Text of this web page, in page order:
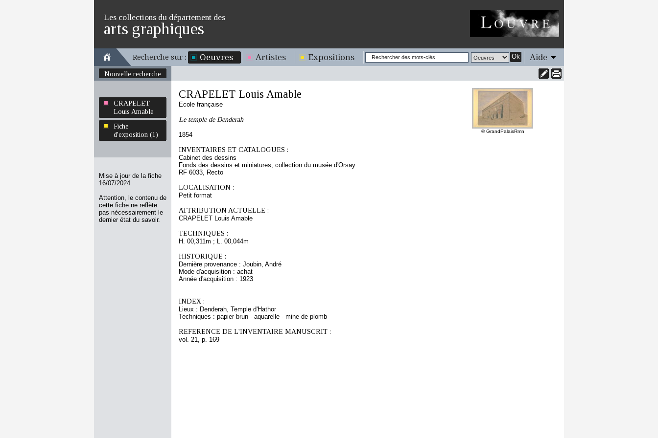
Les collections du département des
arts graphiques
Recherche sur : Oeuvres Artistes Expositions Ok Aide
Nouvelle recherche
CRAPELET
Louis Amable
Fiche
d'exposition (1)
Mise à jour de la fiche
16/07/2024
Attention, le contenu de
cette fiche ne reflète
pas nécessairement le
dernier état du savoir.
© GrandPalaisRmn
CRAPELET Louis Amable
Ecole française
Le temple de Denderah
1854
INVENTAIRES ET CATALOGUES :
Cabinet des dessins
Fonds des dessins et miniatures, collection du musée d'Orsay
RF 6033, Recto
LOCALISATION :
Petit format
ATTRIBUTION ACTUELLE :
CRAPELET Louis Amable
TECHNIQUES :
H. 00,311m ; L. 00,044m
HISTORIQUE :
Dernière provenance : Joubin, André
Mode d'acquisition : achat
Année d'acquisition : 1923
INDEX :
Lieux : Denderah, Temple d'Hathor
Techniques : papier brun - aquarelle - mine de plomb
REFERENCE DE L'INVENTAIRE MANUSCRIT :
vol. 21, p. 169